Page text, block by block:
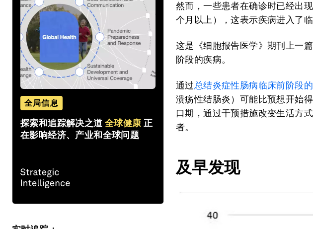
全局信息
探索和追踪解决之道 全球健康 正
在影响经济、产业和全球问题
然而，一些患者在确诊时已经出
个月以上），这表示疾病进入了临
这是《细胞报告医学》期刊上一
阶段的疾病。
通过总结炎症性肠病临床前阶段
溃疡性结肠炎）可能比预想开始
口期，通过干预措施改变生活方
者。
及早发现